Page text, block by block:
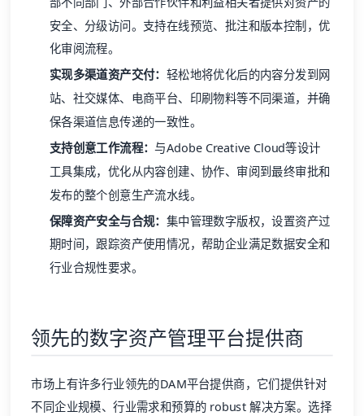
安全、分级访问。支持在线预览、批注和版本控制，优
化审阅流程。
实现多渠道资产交付： 轻松地将优化后的内容分发到网
站、社交媒体、电商平台、印刷物料等不同渠道，并确
保各渠道信息传递的一致性。
支持创意工作流程：与Adobe Creative Cloud等设计
工具集成，优化从内容创建、协作、审阅到最终审批和
发布的整个创意生产流水线。
保障资产安全与合规： 集中管理数字版权，设置资产过
期时间，跟踪资产使用情况，帮助企业满足数据安全和
行业合规性要求。
领先的数字资产管理平台提供商
市场上有许多行业领先的DAM平台提供商，它们提供针对
不同企业规模、行业需求和预算的 robust 解决方案。选择